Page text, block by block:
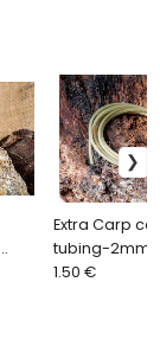
Extra Carp
tubing-2mm
1.50 €